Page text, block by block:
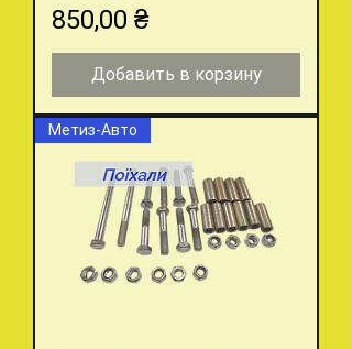
Цена
850,00 ₴
Добавить в корзину
Метиз-Авто